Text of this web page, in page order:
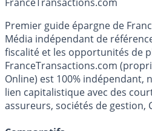
Accéder au simulateur
FranceTransactions.com
Premier guide épargne de
Média indépendant de
fiscalité et les opportunités de
FranceTransactions.com
Online) est 100% indépendant,
lien capitalistique avec des